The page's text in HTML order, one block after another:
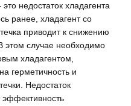
недостаток хладагента
ранее, хладагент со
приводит к снижению
этом случае необходимо
хладагентом,
герметичность и
Недостаток
эффективность